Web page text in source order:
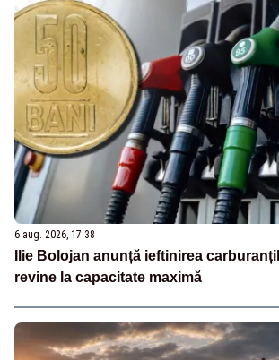
6 aug. 2026, 17:38
Ilie Bolojan anunță ieftinirea
revine la capacitate maximă